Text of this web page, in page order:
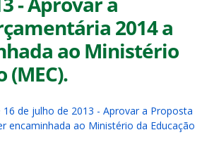
2014 a
ao Ministério
(MEC).
de julho de 2013 - Aprovar a Proposta
encaminhada ao Ministério da Educação